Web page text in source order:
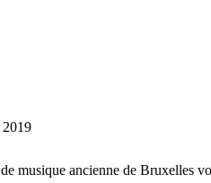
2019
musique ancienne de Bruxelles